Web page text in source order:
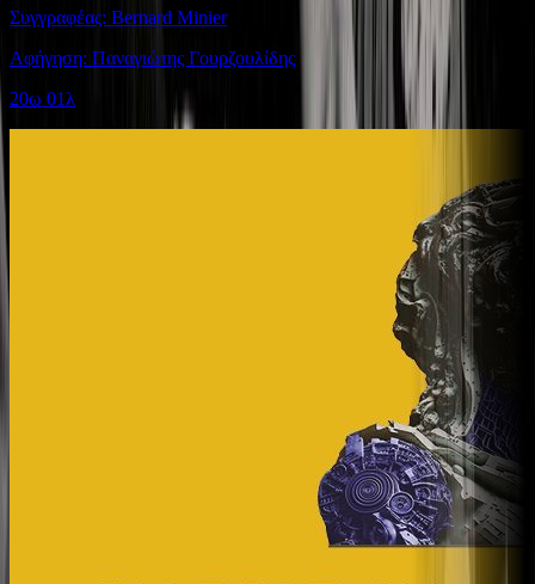
Συγγραφέας: Bernard Minier
Αφήγηση: Παναγιώτης Γουρζουλίδης
20ω 01λ